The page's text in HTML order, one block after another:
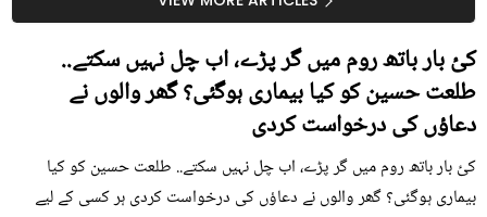
کئ بار باتھ روم میں گر پڑے، اب چل نہیں سکتے..
طلعت حسین کو کیا بیماری ہوگئی؟ گھر والوں نے
دعاؤں کی درخواست کردی
کئ بار باتھ روم میں گر پڑے، اب چل نہیں سکتے.. طلعت حسین کو کیا
بیماری ہوگئی؟ گھر والوں نے دعاؤں کی درخواست کردی ہر کسی کے لیے